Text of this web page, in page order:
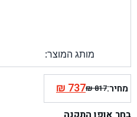
מותג המוצר:
מחיר: ₪817
המחיר
המקורי
₪737המחיר
הנוכחי